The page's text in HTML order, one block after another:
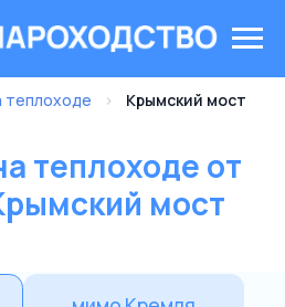
теплоходе › Крымский мост
теплоходе от
мост
с Дискотекой